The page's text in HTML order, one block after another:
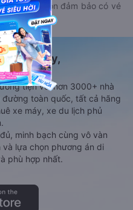
tàu hoả, luôn đảm bảo có vé
Máy bay,
tiện với hơn 3000+ nhà
toàn quốc, tất cả hãng
xe máy, xe du lịch phủ
minh bạch cùng vô vàn
lựa chọn phương án di
phù hợp nhất.